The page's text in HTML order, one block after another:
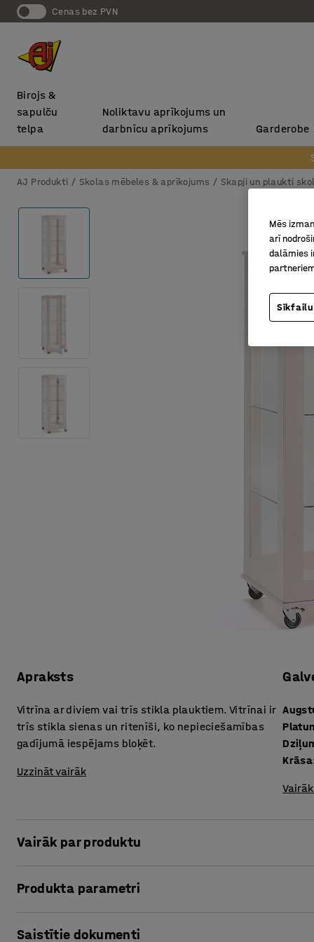
Cenas bez PVN
Birojs &
sapulču
telpa
Noliktavu aprīkojums un
darbnīcu aprīkojums
Garderobe
AJ Produkti Skolas mēbeles & aprīkojums Skapji un plaukti
Apraksts
Vitrīna ar diviem vai trīs stikla plauktiem. Vitrīnai ir
trīs stikla sienas un ritenīši, ko nepieciešamības
gadījumā iespējams bloķēt.
Uzzināt vairāk
Krāsa
Vairāk par produktu
EXPO iespējams pārskatāmi izvietot dažādus
Produkta parametri
Platums: 600 mm
Saistītie dokumenti
Mēs
arī
dalāmies